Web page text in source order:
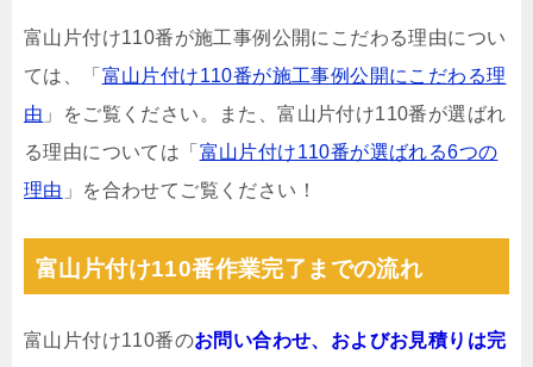
富山片付け110番が施工事例公開にこだわる理由につい
ては、「 富山片付け110番が施工事例公開にこだわる理
由 」をご覧ください。また、富山片付け110番が選ばれ
る理由については「 富山片付け110番が選ばれる6つの
理由 」を合わせてご覧ください！
富山片付け110番作業完了までの流れ
富山片付け110番のお問い合わせ、およびお見積りは完